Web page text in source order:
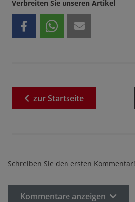
Verbreiten Sie unseren Artikel
zurStartseite
Schreiben Sie den ersten Kommentar!
Kommentare anzeigen